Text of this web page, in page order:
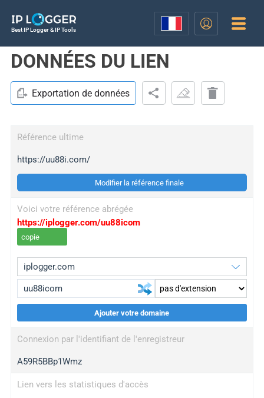
Best IP Logger & IP Tools
DONNÉES DU LIEN
Exportation de données
Référence ultime
https://uu88i.com/
Modifier la référence finale
Voici votre référence abrégée
https://iplogger.com/uu88icom
copie
wl.gl
ed.tc
Ajouter votre domaine
Connexion par l'identifiant de l'enregistreur
A59R5BBp1Wmz
Lien vers les statistiques d'accès